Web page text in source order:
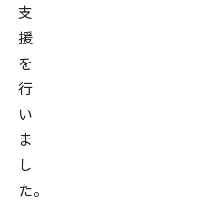
支
援
を
行
い
ま
し
た。